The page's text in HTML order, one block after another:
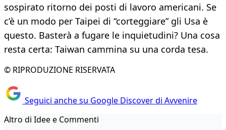
sospirato ritorno dei posti di lavoro americani. Se
c’è un modo per Taipei di “corteggiare” gli Usa è
questo. Basterà a fugare le inquietudini? Una cosa
resta certa: Taiwan cammina su una corda tesa.
© RIPRODUZIONE RISERVATA
Seguici anche su Google Discover di Avvenire
Altro di Idee e Commenti